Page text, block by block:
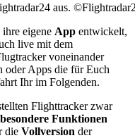
aus.
eigene App entwickelt,
live mit dem
voneinander
oder Apps die für Euch
Ihr im Folgenden.
Flighttracker zwar
besondere Funktionen
die Vollversion der